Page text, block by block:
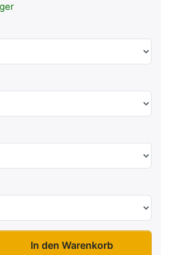
Country Premium Sattelkammer
In den Warenkorb